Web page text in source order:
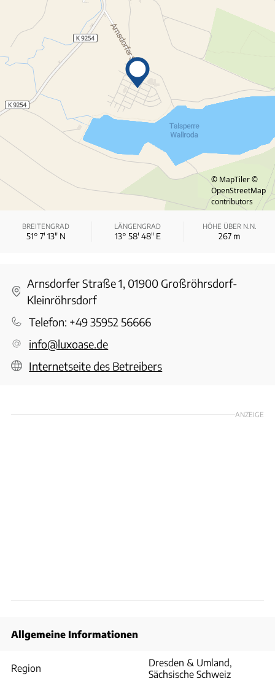
© MapTiler ©
OpenStreetMap
contributors
BREITENGRAD
51° 7′ 13″ N
LÄNGENGRAD
13° 58′ 48″ E
HÖHE ÜBER N.N.
267 m
Arnsdorfer Straße 1, 01900 Großröhrsdorf-
Kleinröhrsdorf
Telefon: +49 35952 56666
info@luxoase.de
Internetseite des Betreibers
ANZEIGE
Allgemeine Informationen
Region
Dresden & Umland,
Sächsische Schweiz